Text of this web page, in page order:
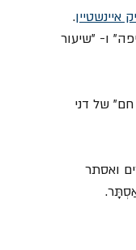
איינשטיין.
ו- "שיעור
חם" של דני
ואסתר